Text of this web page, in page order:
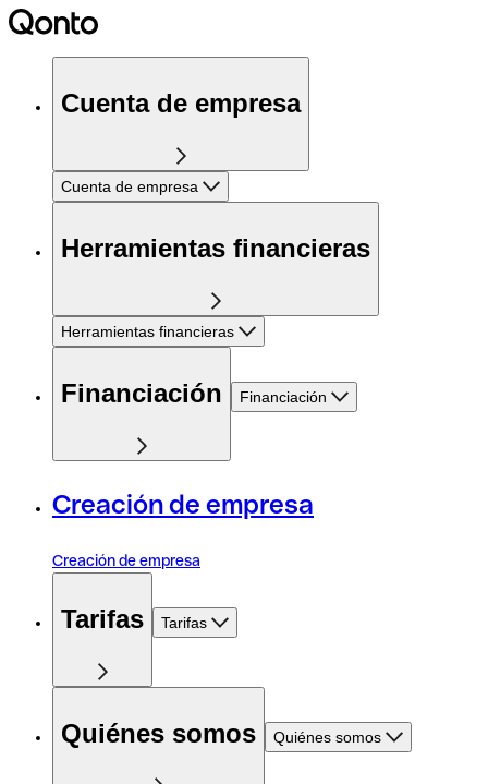
Cuenta de empresa
Cuenta de empresa
Herramientas financieras
Herramientas financieras
Financiación Financiación
Creación de empresa
Creación de empresa
Tarifas Tarifas
Quiénes somos Quiénes somos